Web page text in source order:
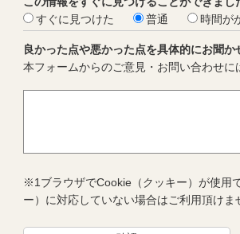
すぐに見つけた
普通 時間が
良かった点や悪かった点を具体的にお聞か
本フォームからのご意見・お問い合わせに
※1ブラウザでCookie（クッキー）が使用
ー）に対応していない場合はご利用頂けま